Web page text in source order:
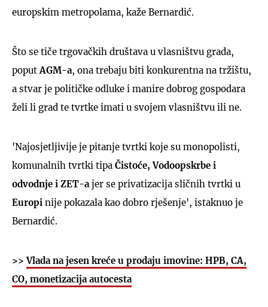
europskim metropolama, kaže Bernardić.
Što se tiče trgovačkih društava u vlasništvu grada,
poput AGM-a, ona trebaju biti konkurentna na tržištu,
a stvar je političke odluke i manire dobrog gospodara
želi li grad te tvrtke imati u svojem vlasništvu ili ne.
'Najosjetljivije je pitanje tvrtki koje su monopolisti,
komunalnih tvrtki tipa Čistoće, Vodoopskrbe i
odvodnje i ZET-a jer se privatizacija sličnih tvrtki u
Europi nije pokazala kao dobro rješenje', istaknuo je
Bernardić.
>>Vlada na jesen kreće u prodaju imovine: HPB, CA,
CO, monetizacija autocesta